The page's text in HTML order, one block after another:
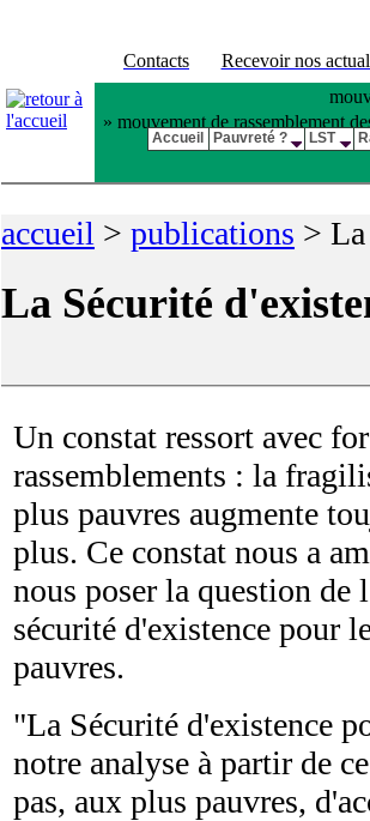
Contacts
Recevoir nos
» mouvement de rassemblement
accueil > publications >
La Sécurité
Un constat ressort avec
rassemblements : la
plus pauvres augmente
plus. Ce constat nous a
nous poser la question de
sécurité d'existence pour
pauvres.
"La Sécurité d'existence
notre analyse à partir de
pas, aux plus pauvres,
Accueil Pauvreté ? LST